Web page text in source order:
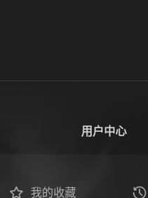
用户中心
我的收藏